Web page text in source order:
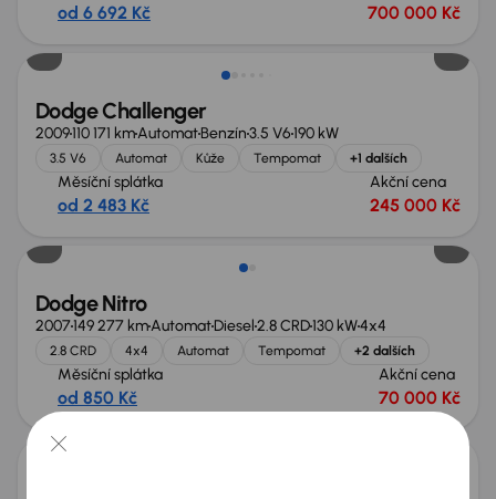
od 6 692 Kč 700 000 Kč
Dodge Challenger
2009110 171 kmAutomatBenzín3.5 V6190 kW
3.5 V6 Automat Kůže Tempomat +1 dalších
Měsíční splátka
od 2 483 Kč
Akční cena
245 000 Kč
Dodge Nitro
2007149 277 kmAutomatDiesel2.8 CRD130 kW4x4
2.8 CRD 4x4 Automat Tempomat +2 dalších
Měsíční splátka
od 850 Kč
Akční cena
70 000 Kč
Nově v nabídce